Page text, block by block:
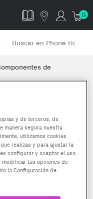
0
de
y de terceros, de
manera segura nuestra
utilizamos cookies
realizas y para ajustar la
configurar y aceptar el uso
modificar tus opciones de
la Configuración de